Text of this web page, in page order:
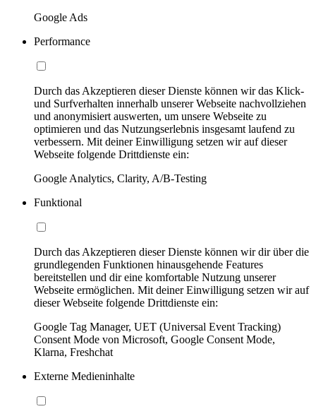
Google Ads
Performance
Durch das Akzeptieren dieser Dienste können wir das Klick-
und Surfverhalten innerhalb unserer Webseite nachvollziehen
und anonymisiert auswerten, um unsere Webseite zu
optimieren und das Nutzungserlebnis insgesamt laufend zu
verbessern. Mit deiner Einwilligung setzen wir auf dieser
Webseite folgende Drittdienste ein:
Google Analytics, Clarity, A/B-Testing
Funktional
Durch das Akzeptieren dieser Dienste können wir dir über die
grundlegenden Funktionen hinausgehende Features
bereitstellen und dir eine komfortable Nutzung unserer
Webseite ermöglichen. Mit deiner Einwilligung setzen wir auf
dieser Webseite folgende Drittdienste ein:
Google Tag Manager, UET (Universal Event Tracking)
Consent Mode von Microsoft, Google Consent Mode,
Klarna, Freshchat
Externe Medieninhalte